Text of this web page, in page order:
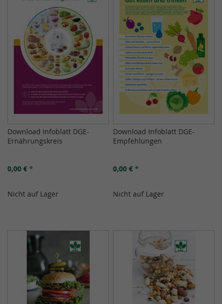
Download Infoblatt DGE-
Ernährungskreis
0,00 € *
Nicht auf Lager
Download Infoblatt DGE-
Empfehlungen
0,00 € *
Nicht auf Lager